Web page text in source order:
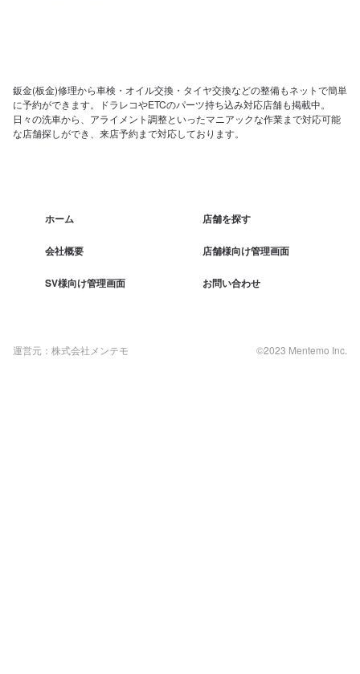
鈑金(板金)修理から車検・オイル交換・タイヤ交換などの整備もネットで簡単
に予約ができます。ドラレコやETCのパーツ持ち込み対応店舗も掲載中。
日々の洗車から、アライメント調整といったマニアックな作業まで対応可能
な店舗探しができ、来店予約まで対応しております。
ホーム 店舗を探す
会社概要 店舗様向け管理画面
SV様向け管理画面 お問い合わせ
運営元：株式会社メンテモ ©2023 Mentemo Inc.